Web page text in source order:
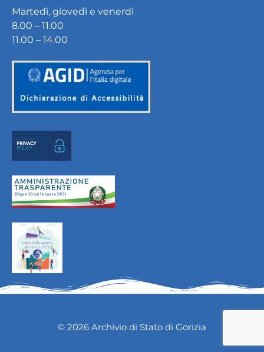
Martedì, giovedì e venerdì
8.00 – 11.00
11.00 – 14.00
© 2026 Archivio di Stato di Gorizia